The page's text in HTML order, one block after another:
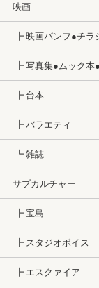
映画
┣ 映画パンフ●チラ
┣ 写真集●ムック本
┣ 台本
┣ バラエティ
┗ 雑誌
サブカルチャー
┣ 宝島
┣ スタジオボイス
┣ エスクァイア